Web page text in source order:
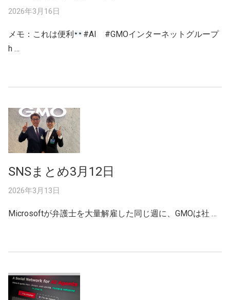
2026年3月16日
メモ：これは便利
#AI #GMOインターネットグループ
h …
SNSまとめ3月12日
2026年3月13日
Microsoftが弁護士を大量解雇した同じ週に、GMOは社 …